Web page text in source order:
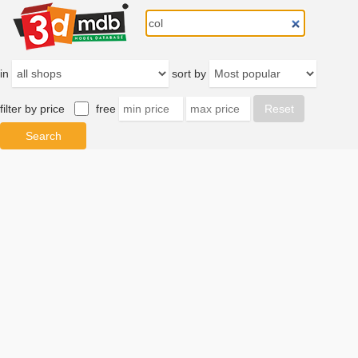
in sort by
filter by price free